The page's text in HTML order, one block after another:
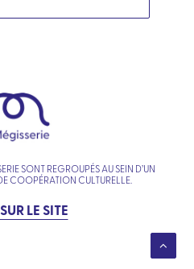
SONT REGROUPÉS AU SEIN D’UN
COOPÉRATION CULTURELLE.
LE SITE